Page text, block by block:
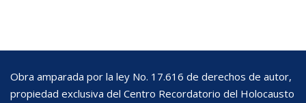
Obra amparada por la ley No. 17.616 de derechos de autor,
propiedad exclusiva del Centro Recordatorio del Holocausto